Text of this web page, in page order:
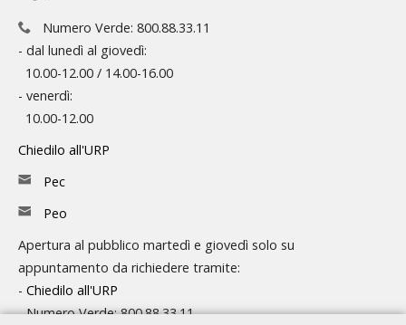
Numero Verde: 800.88.33.11
- dal lunedì al giovedì:
10.00-12.00 / 14.00-16.00
- venerdì:
10.00-12.00
Chiedilo all'URP
Pec
Peo
Apertura al pubblico martedì e giovedì solo su
appuntamento da richiedere tramite:
- Chiedilo all'URP
- Numero Verde: 800.88.33.11